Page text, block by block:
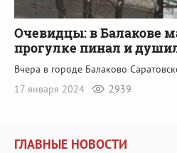
Очевидцы: в Балакове
прогулке пинал и
Вчера в городе Балаково
17 января 2024
2939
ГЛАВНЫЕ НОВОСТИ